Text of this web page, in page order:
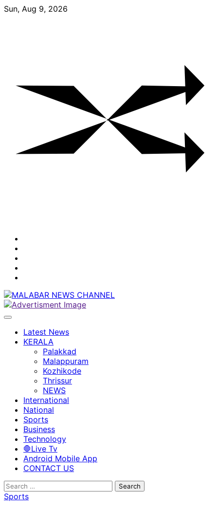
Skip
Sun, Aug 9, 2026
Latest News
KERALA
Palakkad
Malappuram
Kozhikode
Thrissur
NEWS
International
National
Sports
Business
Technology
🛑Live Tv
Android Mobile App
CONTACT US
Search
for:
Sports